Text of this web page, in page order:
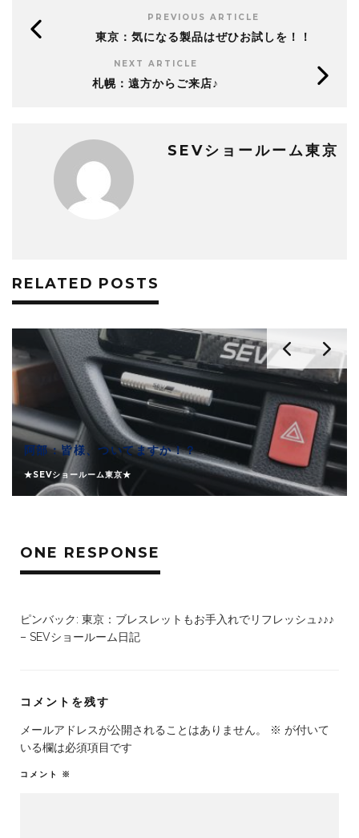
PREVIOUS ARTICLE
東京：気になる製品はぜひお試しを！！
NEXT ARTICLE
札幌：遠方からご来店♪
SEVショールーム東京
RELATED POSTS
阿部：皆様、ついてますか！？
★SEVショールーム東京★
ONE RESPONSE
ピンバック: 東京：ブレスレットもお手入れでリフレッシュ♪♪♪
– SEVショールーム日記
コメントを残す
メールアドレスが公開されることはありません。 ※ が付いて
いる欄は必須項目です
コメント ※